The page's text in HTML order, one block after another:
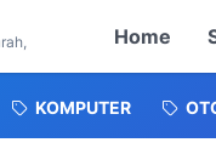
Home
KOMPUTER